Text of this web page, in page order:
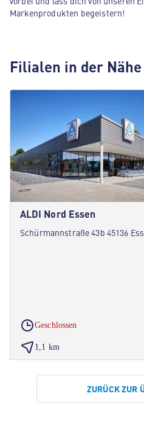
Markenprodukten begeistern!
Filialen in der Nähe
ALDI Nord Essen
Schürmannstraße 43b 45136
Geschlossen
1,1 km
ZURÜCK ZUR